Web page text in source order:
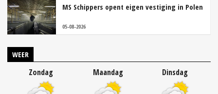
MS Schippers opent eigen vestiging in Polen
05-08-2026
WEER
Zondag Maandag Dinsdag